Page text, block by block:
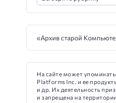
«Архив старой
На сайте может
Platforms Inc. и ее
и др. Их деятельность
и запрещена на